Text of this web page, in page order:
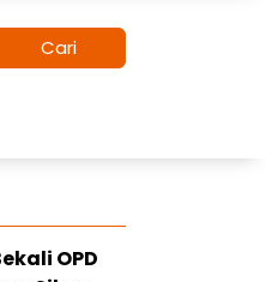
Cari
OPD